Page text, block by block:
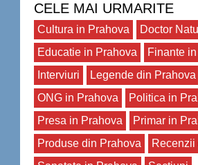
CELE MAI URMARITE
Cultura in Prahova
Doctor
Educatie in Prahova
Finante
Interviuri
Legende din Prahova
ONG in Prahova
Politica in
Presa in Prahova
Primar in
Produse din Prahova
Recenzii